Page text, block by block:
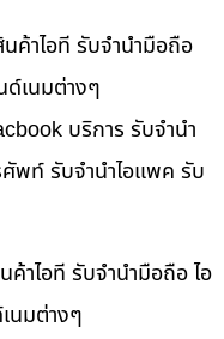
ค้าไอที รับจำนำมือถือ
ด์เนมต่างๆ
บริการ รับจำนำ
พท์ รับจำนำไอแพค รับ
าไอที รับจำนำมือถือ ไอ
นมต่างๆ